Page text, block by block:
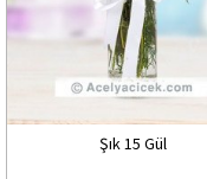
Şık 15 Gül